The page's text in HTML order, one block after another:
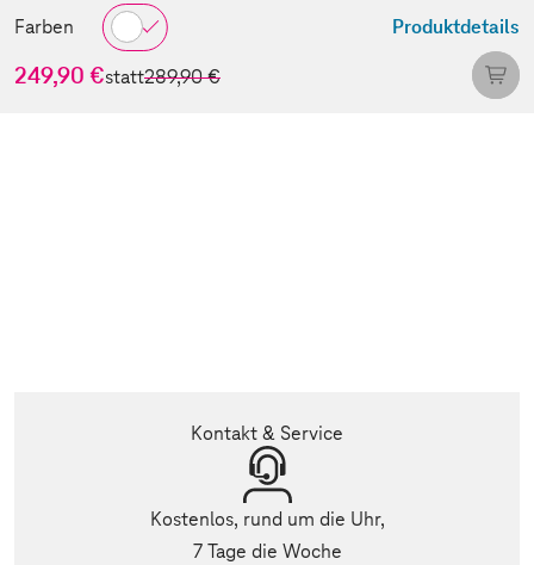
Farben Produktdetails
249,90 €statt289,90 €
Kontakt & Service
Kostenlos, rund um die Uhr,
7 Tage die Woche